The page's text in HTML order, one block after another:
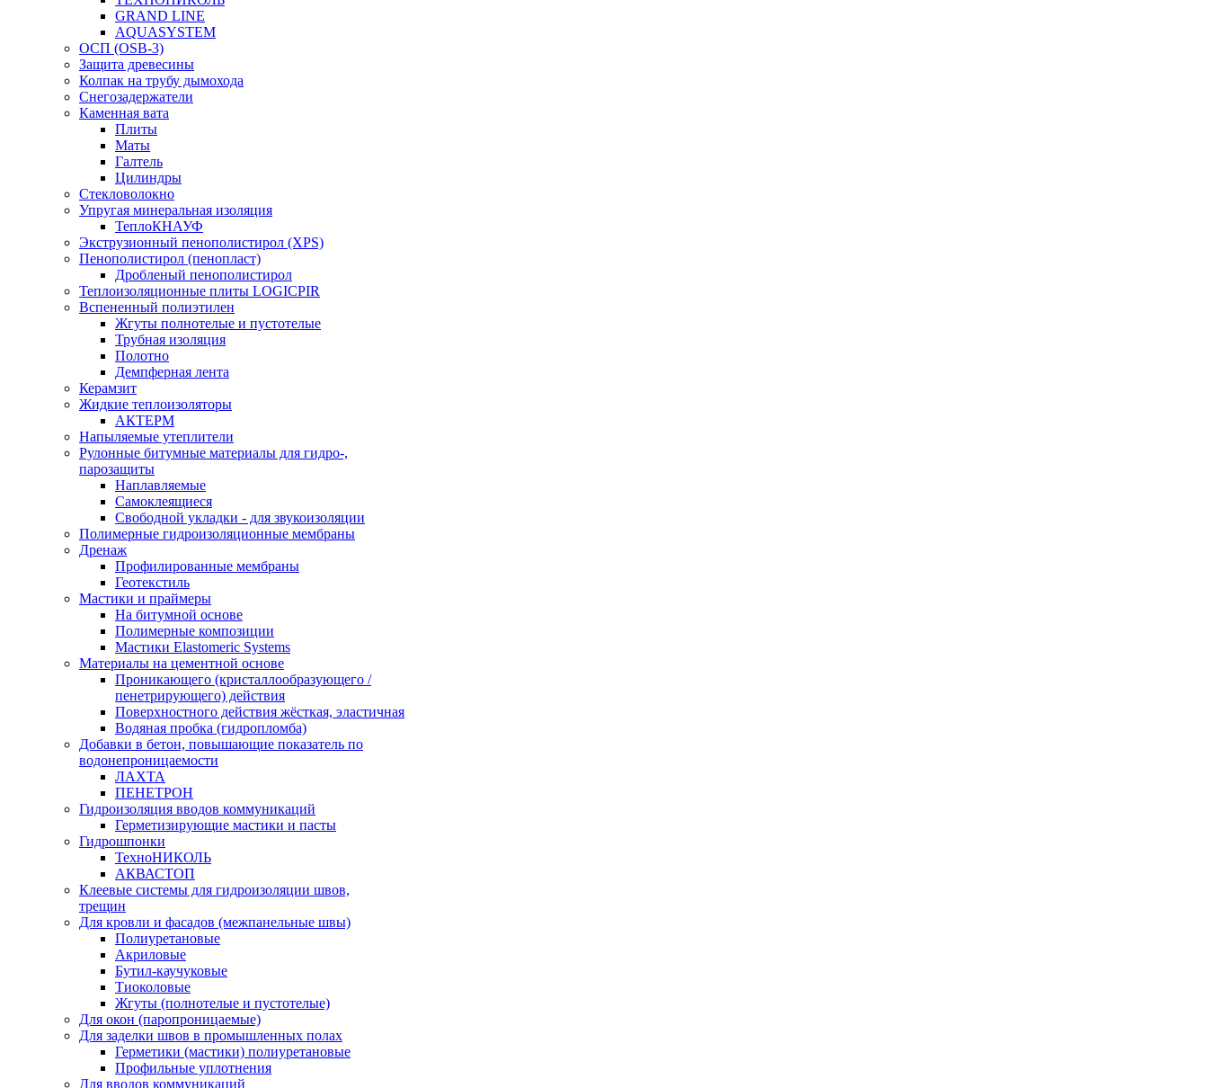
GRAND LINE
AQUASYSTEM
ОСП (OSB-3)
Защита древесины
Колпак на трубу дымохода
Снегозадержатели
Каменная вата
Плиты
Маты
Галтель
Цилиндры
Стекловолокно
Упругая минеральная изоляция
ТеплоКНАУФ
Экструзионный пенополистирол (XPS)
Пенополистирол (пенопласт)
Дробленый пенополистирол
Теплоизоляционные плиты LOGICPIR
Вспененный полиэтилен
Жгуты полнотелые и пустотелые
Трубная изоляция
Полотно
Демпферная лента
Керамзит
Жидкие теплоизоляторы
АКТЕРМ
Напыляемые утеплители
Рулонные битумные материалы для гидро-,
парозащиты
Наплавляемые
Самоклеящиеся
Свободной укладки - для звукоизоляции
Полимерные гидроизоляционные мембраны
Дренаж
Профилированные мембраны
Геотекстиль
Мастики и праймеры
На битумной основе
Полимерные композиции
Мастики Elastomeric Systems
Материалы на цементной основе
Проникающего (кристаллообразующего /
пенетрирующего) действия
Поверхностного действия жёсткая, эластичная
Водяная пробка (гидропломба)
Добавки в бетон, повышающие показатель по
водонепроницаемости
ЛАХТА
ПЕНЕТРОН
Гидроизоляция вводов коммуникаций
Герметизирующие мастики и пасты
Гидрошпонки
ТехноНИКОЛЬ
АКВАСТОП
Клеевые системы для гидроизоляции швов,
трещин
Для кровли и фасадов (межпанельные швы)
Полиуретановые
Акриловые
Бутил-каучуковые
Тиоколовые
Жгуты (полнотелые и пустотелые)
Для окон (паропроницаемые)
Для заделки швов в промышленных полах
Герметики (мастики) полиуретановые
Профильные уплотнения
Для вводов коммуникаций